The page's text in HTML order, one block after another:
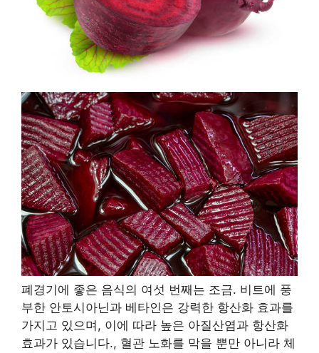
폐경기에 좋은 음식의 여섯 번째는 조금. 비트에 풍
부한 안토시아닌과 베타인은 강력한 항산화 효과를
가지고 있으며, 이에 따라 높은 아질산염과 항산화
효과가 있습니다., 혈관 노화를 막을 뿐만 아니라 체